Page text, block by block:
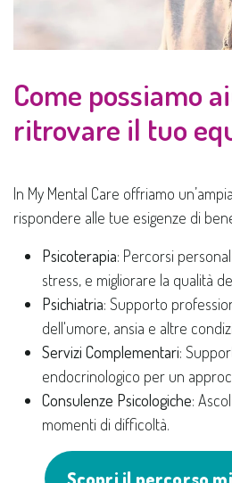
Come possiamo
ritrovare il tuo
In My Mental Care offriamo
rispondere alle tue esigenze di
Psicoterapia: Percorsi
stress, e migliorare la qualità
Psichiatria: Supporto
dell'umore, ansia e altre
Servizi Complementari:
endocrinologico per un
Consulenze Psicologiche:
momenti di difficoltà.